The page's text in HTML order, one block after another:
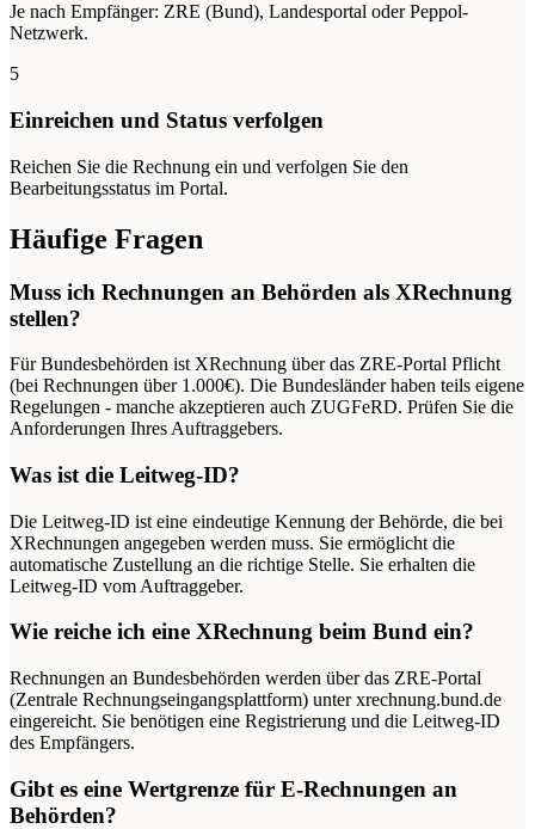
Je nach Empfänger: ZRE (Bund), Landesportal oder Peppol-
Netzwerk.
5
Einreichen und Status verfolgen
Reichen Sie die Rechnung ein und verfolgen Sie den
Bearbeitungsstatus im Portal.
Häufige Fragen
Muss ich Rechnungen an Behörden als XRechnung
stellen?
Für Bundesbehörden ist XRechnung über das ZRE-Portal Pflicht
(bei Rechnungen über 1.000€). Die Bundesländer haben teils eigene
Regelungen - manche akzeptieren auch ZUGFeRD. Prüfen Sie die
Anforderungen Ihres Auftraggebers.
Was ist die Leitweg-ID?
Die Leitweg-ID ist eine eindeutige Kennung der Behörde, die bei
XRechnungen angegeben werden muss. Sie ermöglicht die
automatische Zustellung an die richtige Stelle. Sie erhalten die
Leitweg-ID vom Auftraggeber.
Wie reiche ich eine XRechnung beim Bund ein?
Rechnungen an Bundesbehörden werden über das ZRE-Portal
(Zentrale Rechnungseingangsplattform) unter xrechnung.bund.de
eingereicht. Sie benötigen eine Registrierung und die Leitweg-ID
des Empfängers.
Gibt es eine Wertgrenze für E-Rechnungen an
Behörden?